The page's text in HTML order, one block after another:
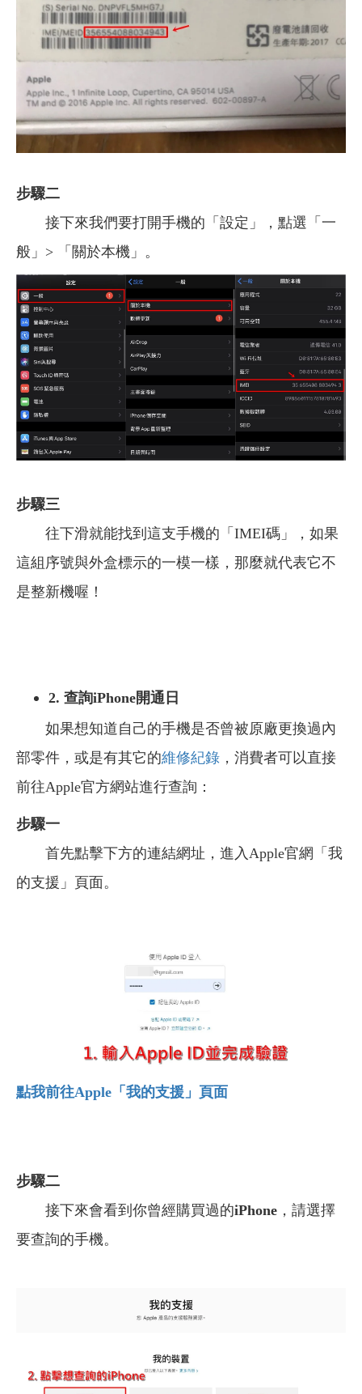
步驟二
接下來我們要打開手機的「設定」，點選「一
般」> 「關於本機」。
步驟三
往下滑就能找到這支手機的「IMEI碼」，如果
這組序號與外盒標示的一模一樣，那麼就代表它不
是整新機喔！
2. 查詢iPhone開通日
如果想知道自己的手機是否曾被原廠更換過內
部零件，或是有其它的維修紀錄 ，消費者可以直接
前往Apple官方網站進行查詢：
步驟一
首先點擊下方的連結網址， 進入Apple官網「我
的支援」頁面。
點我前往Apple「我的支援」頁面
步驟二
接下來會看到你曾經購買過的iPhone ，請選擇
要查詢的手機。